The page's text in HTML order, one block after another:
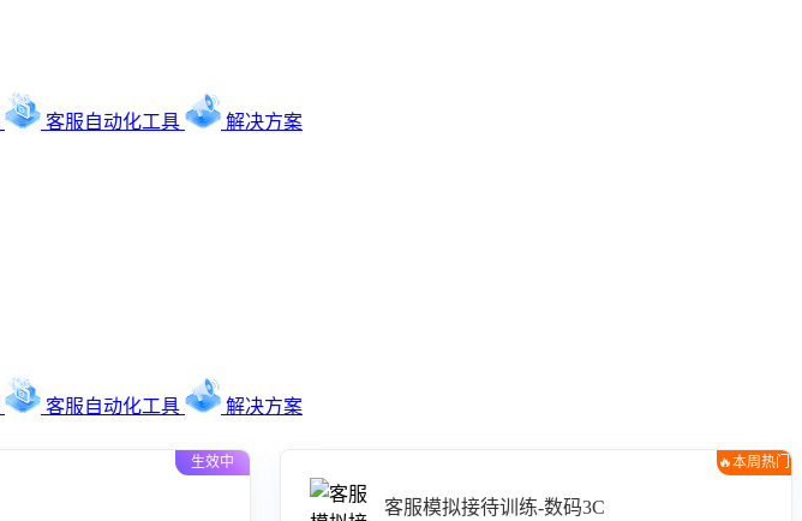
客服自动化工具 解决方案
客服自动化工具 解决方案
生效中 🔥本周热门
客服模拟接待训练-数码3C